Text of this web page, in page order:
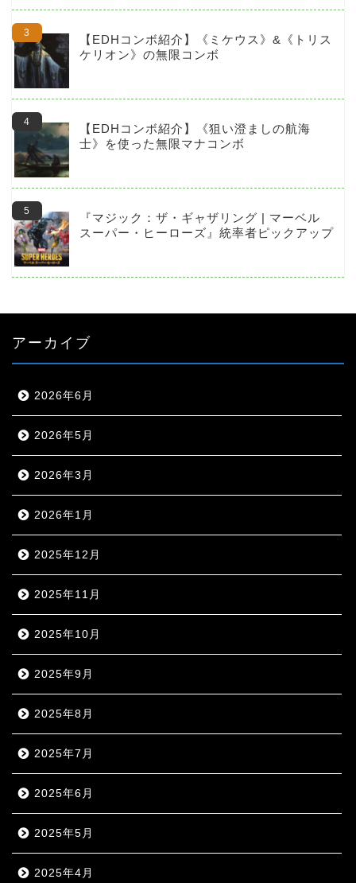
【EDHコンボ紹介】《ミケウス》&《トリス
ケリオン》の無限コンボ
【EDHコンボ紹介】《狙い澄ましの航海
士》を使った無限マナコンボ
『マジック：ザ・ギャザリング | マーベル
スーパー・ヒーローズ』統率者ピックアップ
アーカイブ
2026年6月
2026年5月
2026年3月
2026年1月
2025年12月
2025年11月
2025年10月
2025年9月
2025年8月
2025年7月
2025年6月
2025年5月
2025年4月